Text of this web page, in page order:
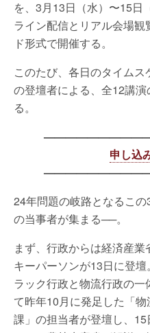
を、3月13日（水）〜15日
ライン配信とリアル会場
ド形式で開催する。
このたび、各日のタイム
の登壇者による、全12講
る。
申し込
24年問題の岐路となるこ
の当事者が集まる──。
まず、行政からは経済産
キーパーソンが13日に登
ラック行政と物流行政の
て昨年10月に発足した「
課」の担当者が登壇し、